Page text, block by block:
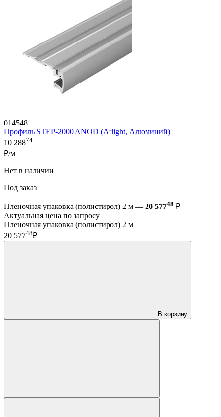
014548
Профиль STEP-2000 ANOD (Arlight, Алюминий)
10 28874
₽/м
Нет в наличии
Под заказ
Пленочная упаковка (полистирол) 2 м — 20 57748 ₽
Актуальная цена по запросу
Пленочная упаковка (полистирол) 2 м
20 57748₽
В корзину